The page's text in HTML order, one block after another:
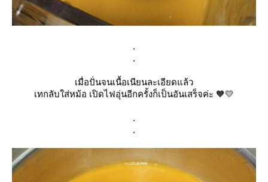
.
.
เมื่อปั่นจนเนื้อเนียนละเอียดแล้ว
เทกลับใส่หม้อ เปิดไฟอุ่นอีกครั้งก็เป็นอันเสร็จค่ะ 🧡💛
.
.